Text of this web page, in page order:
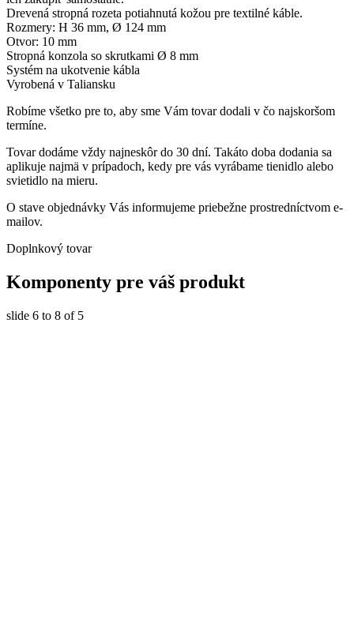
Drevená stropná rozeta potiahnutá kožou pre textilné káble.
Rozmery: H 36 mm, Ø 124 mm
Otvor: 10 mm
Stropná konzola so skrutkami Ø 8 mm
Systém na ukotvenie kábla
Vyrobená v Taliansku
Robíme všetko pre to, aby sme Vám tovar dodali v čo najskoršom
termíne.
Tovar dodáme vždy najneskôr do 30 dní. Takáto doba dodania sa
aplikuje najmä v prípadoch, kedy pre vás vyrábame tienidlo alebo
svietidlo na mieru.
O stave objednávky Vás informujeme priebežne prostredníctvom e-
mailov.
Doplnkový tovar
Komponenty pre váš produkt
slide 6 to 8 of 5